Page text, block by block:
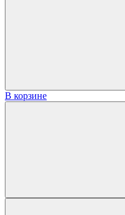
В корзине